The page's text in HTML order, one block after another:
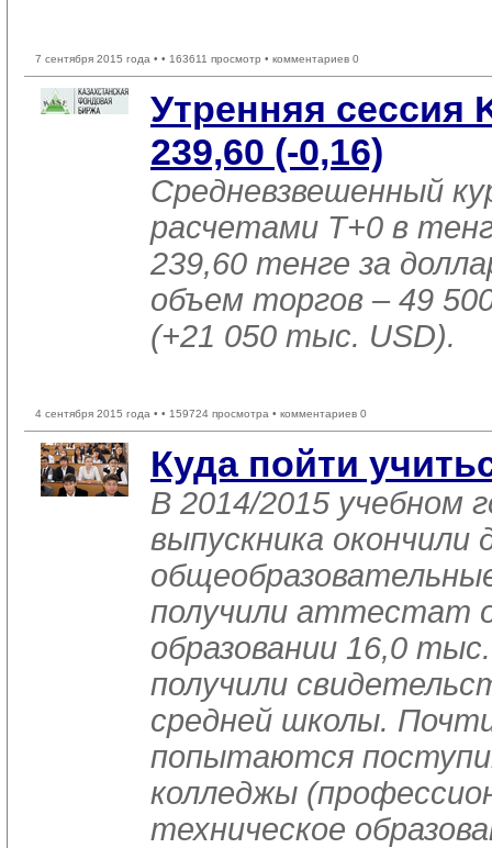
7 сентября 2015 года • • 163611 просмотр • комментариев 0
Утренняя сессия
239,60 (-0,16)
Средневзвешенный
расчетами T+0 в
239,60 тенге за
объем торгов – 49
(+21 050 тыс. USD).
4 сентября 2015 года • • 159724 просмотра • комментариев 0
Куда пойти
В 2014/2015 учебном
выпускника окончили
получили аттестат
образовании 16,0
получили
средней школы.
попытаются
колледжы
техническое